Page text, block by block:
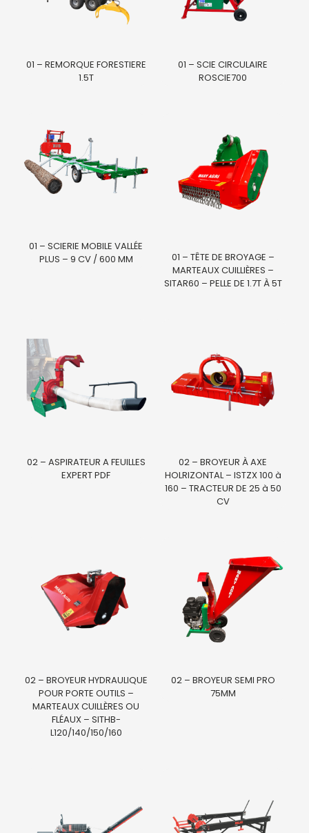
01 – REMORQUE FORESTIERE
1.5T
01 – SCIE CIRCULAIRE
ROSCIE700
01 – SCIERIE MOBILE VALLÉE
PLUS – 9 CV / 600 MM
01 – TÊTE DE BROYAGE –
MARTEAUX CUILLIÈRES –
SITAR60 – PELLE DE 1.7T À 5T
02 – ASPIRATEUR A FEUILLES
EXPERT PDF
02 – BROYEUR À AXE
HOLRIZONTAL – ISTZX 100 à
160 – TRACTEUR DE 25 à 50
CV
02 – BROYEUR HYDRAULIQUE
POUR PORTE OUTILS –
MARTEAUX CUILLÈRES OU
FLÉAUX – SITHB-
L120/140/150/160
02 – BROYEUR SEMI PRO
75MM